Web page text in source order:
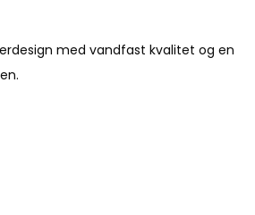
med vandfast kvalitet og en